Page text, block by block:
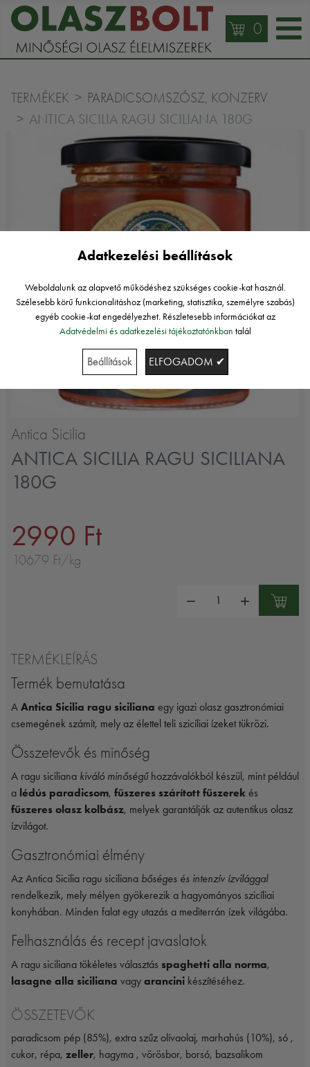
0
TERMÉKEK PARADICSOMSZÓSZ, KONZERV
ANTICA SICILIA RAGU SICILIANA 180G
Antica Sicilia
ANTICA SICILIA RAGU SICILIANA
180G
2990 Ft
10679 Ft/kg
TERMÉKLEÍRÁS
Termék bemutatása
A Antica Sicilia ragu siciliana egy igazi olasz gasztronómiai
csemegének számít, mely az élettel teli szicíliai ízeket tükrözi.
Összetevők és minőség
A ragu siciliana kiváló minőségűhozzávalókból készül, mint például
a lédús paradicsom, fűszeres szárított fűszerek és
fűszeres olasz kolbász, melyek garantálják az autentikus olasz
ízvilágot.
Gasztronómiai élmény
Az Antica Sicilia ragu siciliana bőséges és intenzív ízvilággal
rendelkezik, mely mélyen gyökerezik a hagyományos szicíliai
konyhában. Minden falat egy utazás a mediterrán ízek világába.
Felhasználás és recept javaslatok
A ragu siciliana tökéletes választás spaghetti alla norma,
lasagne alla siciliana vagy arancini készítéséhez.
ÖSSZETEVŐK
paradicsom pép (85%), extra szűz olívaolaj, marhahús (10%), só ,
cukor, répa, zeller, hagyma , vörösbor, borsó, bazsalikom
Adatkezelési beállítások
Weboldalunk az alapvető működéshez szükséges cookie-kat használ.
Szélesebb körű funkcionalitáshoz (marketing, statisztika, személyre szabás)
egyéb cookie-kat engedélyezhet. Részletesebb információkat az
Adatvédelmi és adatkezelési tájékoztatónkban talál
Beállítások ELFOGADOM ✔